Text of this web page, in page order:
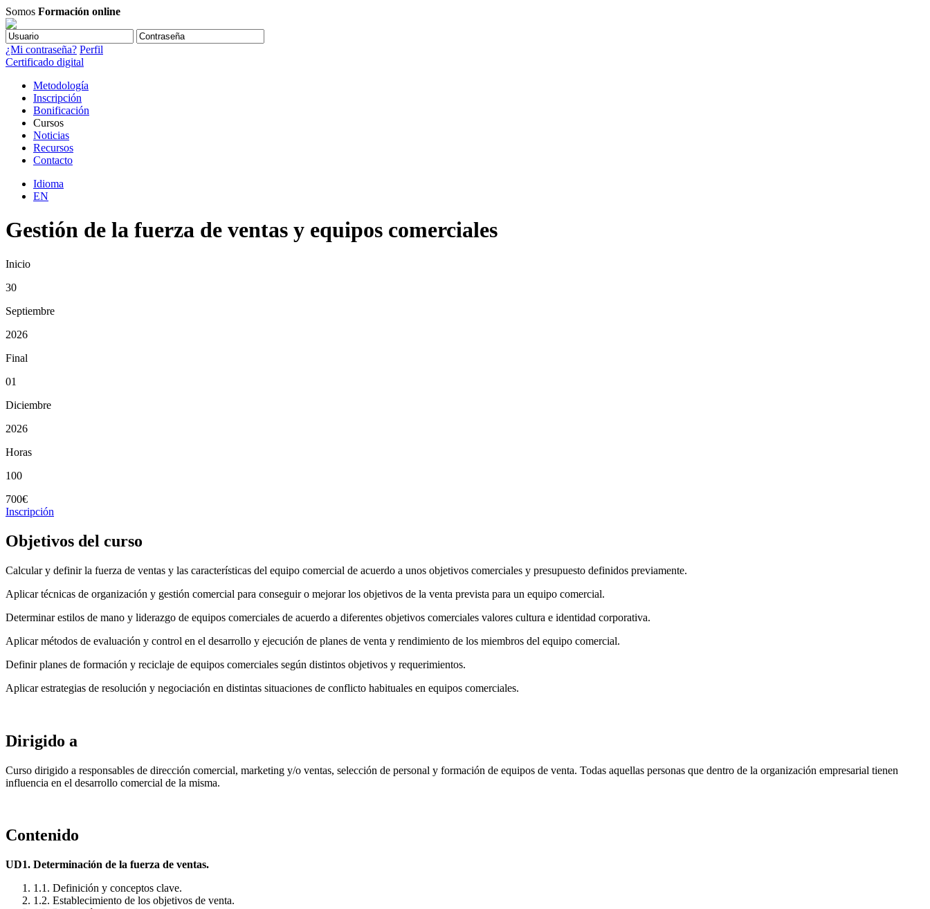
Somos Formación online
¿Mi contraseña? Perfil
Certificado digital
Metodología
Inscripción
Bonificación
Cursos
Noticias
Recursos
Contacto
Idioma
EN
Gestión de la fuerza de ventas y equipos comerciales
Inicio
30
Septiembre
2026
Final
01
Diciembre
2026
Horas
100
700€
Inscripción
Objetivos del curso
Calcular y definir la fuerza de ventas y las características del equipo comercial de acuerdo a unos objetivos comerciales y presupuesto definidos previamente.
Aplicar técnicas de organización y gestión comercial para conseguir o mejorar los objetivos de la venta prevista para un equipo comercial.
Determinar estilos de mano y liderazgo de equipos comerciales de acuerdo a diferentes objetivos comerciales valores cultura e identidad corporativa.
Aplicar métodos de evaluación y control en el desarrollo y ejecución de planes de venta y rendimiento de los miembros del equipo comercial.
Definir planes de formación y reciclaje de equipos comerciales según distintos objetivos y requerimientos.
Aplicar estrategias de resolución y negociación en distintas situaciones de conflicto habituales en equipos comerciales.
Dirigido a
Curso dirigido a responsables de dirección comercial, marketing y/o ventas, selección de personal y formación de equipos de venta. Todas aquellas personas que dentro de la organización empresarial tienen
influencia en el desarrollo comercial de la misma.
Contenido
UD1. Determinación de la fuerza de ventas.
1.1. Definición y conceptos clave.
1.2. Establecimiento de los objetivos de venta.